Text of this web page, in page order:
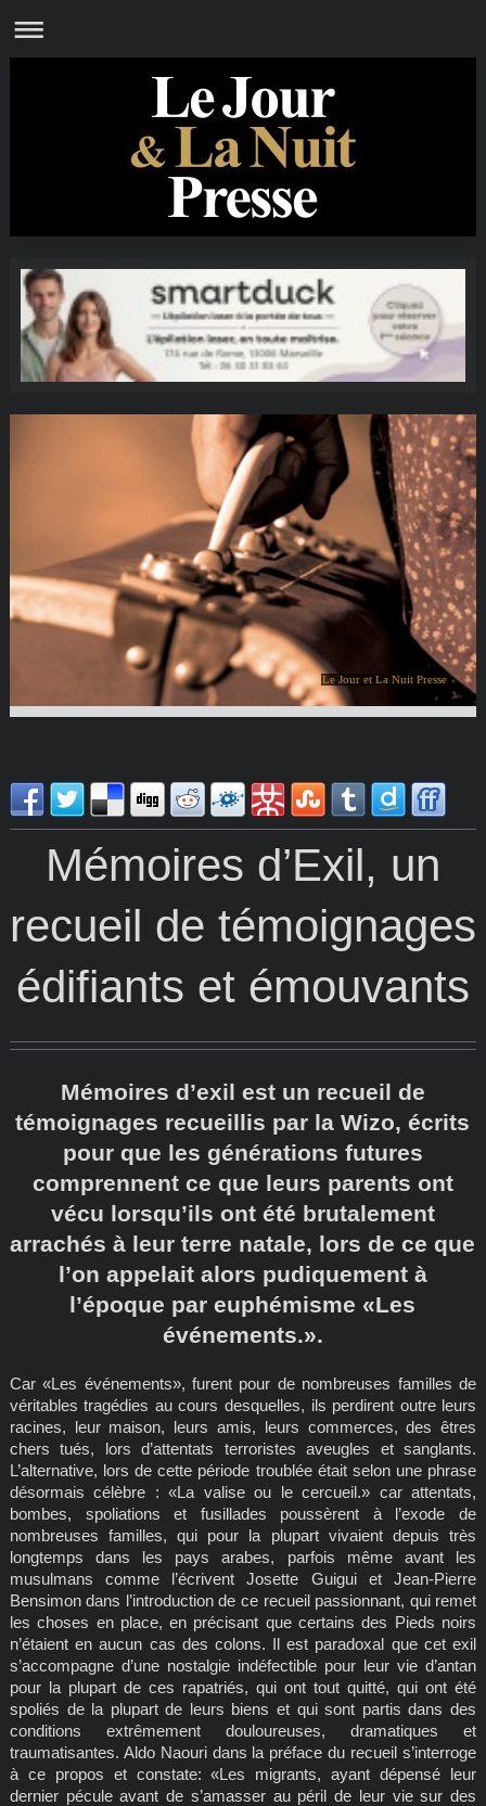
Le Jour et La Nuit Presse
Mémoires d’Exil, un
recueil de témoignages
édifiants et émouvants
Mémoires d’exil est un recueil de
témoignages recueillis par la Wizo, écrits
pour que les générations futures
comprennent ce que leurs parents ont
vécu lorsqu’ils ont été brutalement
arrachés à leur terre natale, lors de ce que
l’on appelait alors pudiquement à
l’époque par euphémisme «Les
événements.».
Car «Les événements», furent pour de nombreuses familles de
véritables tragédies au cours desquelles, ils perdirent outre leurs
racines, leur maison, leurs amis, leurs commerces, des êtres
chers tués, lors d’attentats terroristes aveugles et sanglants.
L’alternative, lors de cette période troublée était selon une phrase
désormais célèbre : «La valise ou le cercueil.» car attentats,
bombes, spoliations et fusillades poussèrent à l’exode de
nombreuses familles, qui pour la plupart vivaient depuis très
longtemps dans les pays arabes, parfois même avant les
musulmans comme l’écrivent Josette Guigui et Jean-Pierre
Bensimon dans l’introduction de ce recueil passionnant, qui remet
les choses en place, en précisant que certains des Pieds noirs
n’étaient en aucun cas des colons. Il est paradoxal que cet exil
s’accompagne d’une nostalgie indéfectible pour leur vie d’antan
pour la plupart de ces rapatriés, qui ont tout quitté, qui ont été
spoliés de la plupart de leurs biens et qui sont partis dans des
conditions extrêmement douloureuses, dramatiques et
traumatisantes. Aldo Naouri dans la préface du recueil s’interroge
à ce propos et constate: «Les migrants, ayant dépensé leur
dernier pécule avant de s’amasser au péril de leur vie sur des